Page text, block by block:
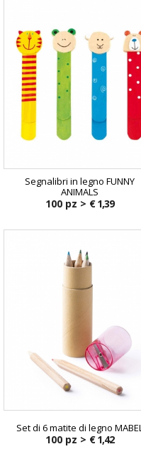
Segnalibri in legno FUNNY
ANIMALS
100 pz > € 1,39
Set di 6 matite di legno MABEL
100 pz > € 1,42